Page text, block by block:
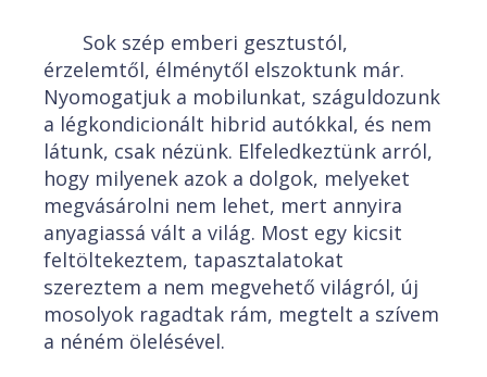
Sok szép emberi gesztustól,
érzelemtől, élménytől elszoktunk már.
Nyomogatjuk a mobilunkat, száguldozunk
a légkondicionált hibrid autókkal, és nem
látunk, csak nézünk. Elfeledkeztünk arról,
hogy milyenek azok a dolgok, melyeket
megvásárolni nem lehet, mert annyira
anyagiassá vált a világ. Most egy kicsit
feltöltekeztem, tapasztalatokat
szereztem a nem megvehető világról, új
mosolyok ragadtak rám, megtelt a szívem
a néném ölelésével.